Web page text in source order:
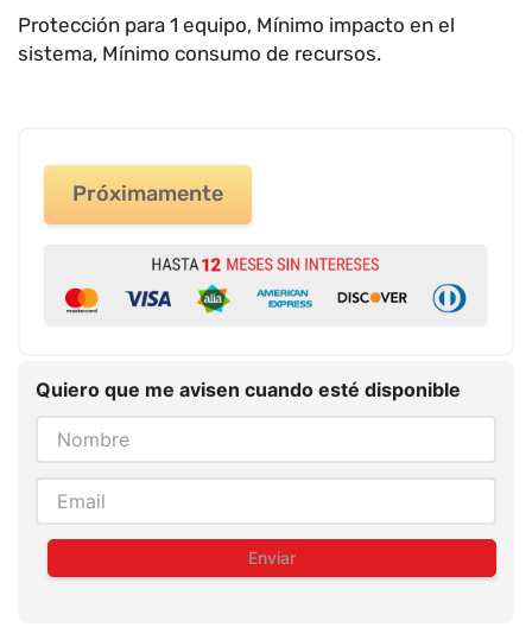
Protección para 1 equipo, Mínimo impacto en el
sistema, Mínimo consumo de recursos.
Próximamente
Quiero que me avisen cuando esté disponible
Enviar
impresora
10. calculadora